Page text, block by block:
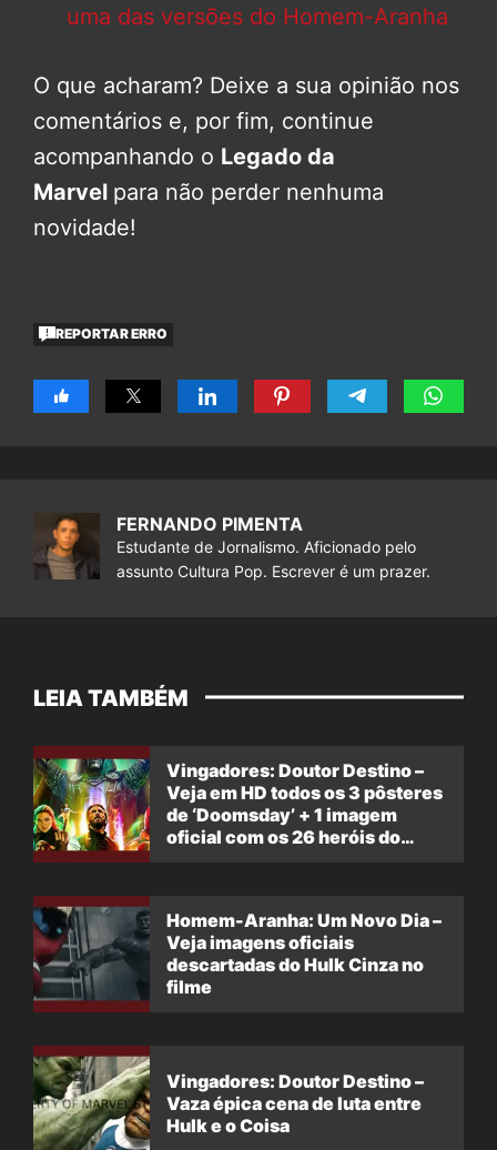
uma das versões do Homem-Aranha
O que acharam? Deixe a sua opinião nos
comentários e, por fim, continue
acompanhando o Legado da
Marvel para não perder nenhuma
novidade!
REPORTAR ERRO
FERNANDO PIMENTA
Estudante de Jornalismo. Aficionado pelo
assunto Cultura Pop. Escrever é um prazer.
LEIA TAMBÉM
Vingadores: Doutor Destino –
Veja em HD todos os 3 pôsteres
de ‘Doomsday’ + 1 imagem
oficial com os 26 heróis do
Homem-Aranha: Um Novo Dia –
Veja imagens oficiais
descartadas do Hulk Cinza no
filme
Vingadores: Doutor Destino –
Vaza épica cena de luta entre
Hulk e o Coisa